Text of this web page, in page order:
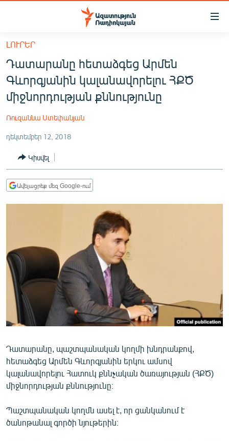
Մատչելիության
հիմնական
բովանդակությանը
Անցնել
հիմնական
մենյուին
ՀԱՅԱՍՏԱՆ
ՔԱՂԱՔԱԿԱՆ
ՏՆՏԵՍՈՒԹՅՈՒՆ
ՂԱՐԱԲԱՂ
ՄՇԱԿՈՒՅԹ
ՍՊՈՐՏ
ՄԵԿՆԱԲԱՆՈՒԹՅՈՒՆ
ՏՏ ԵՒ ԻՆՏԵՐՆԵՏ
ԱՐԽԻՎ
ՏԵՍԱՆՅՈՒԹԵՐ
ԲԱՆԱՎԵՃ
ՓՈԴՔԱՍԹ
ԼՈՒՐԵՐ
Դատարանը հետաձգեց Արմեն
Գևորգյանին կալանավորելու ՀՔԾ
միջնորդության քննությունը
Ռուզաննա Ստեփանյան
դեկտեմբեր 12, 2018
Կիսվել
Ավելացրեք մեզ Google-ում
Դատարանը, պաշտպանական կողմի խնդրանքով,
հետաձգեց Արմեն Գևորգյանին երկու ամսով
կալանավորելու Հատուկ քննչական ծառայության (ՀՔԾ)
միջնորդության քննությունը։
Պաշտպանական կողմն ասել է, որ ցանկանում է
ծանոթանալ գործի նյութերին։